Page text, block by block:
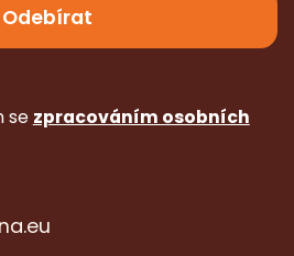
se zpracováním osobních